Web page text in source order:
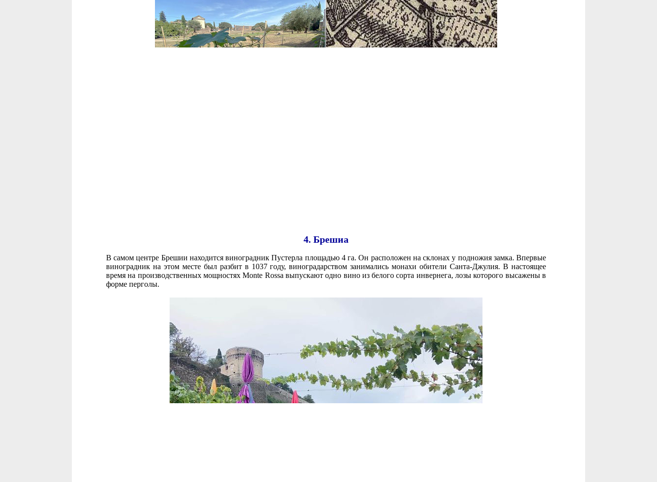
4. Брешиа
В самом центре Брешии находится виноградник Пустерла площадью 4 га. Он расположен на склонах у подножия замка. Впервые
виноградник на этом месте был разбит в 1037 году, виноградарством занимались монахи обители Санта-Джулия. В настоящее
время на производственных мощностях Monte Rossa выпускают одно вино из белого сорта инвернега, лозы которого высажены в
форме перголы.